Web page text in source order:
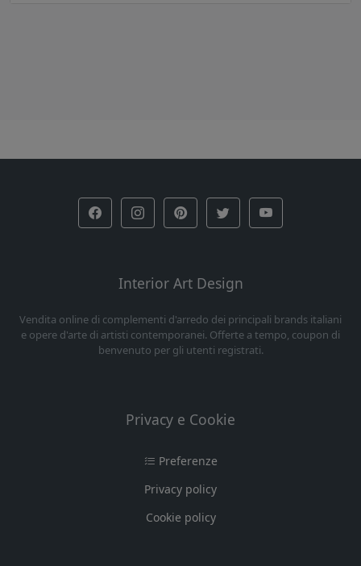
Interior Art Design
Vendita online di complementi d'arredo dei principali brands italiani
e opere d'arte di artisti contemporanei. Offerte a tempo, coupon di
benvenuto per gli utenti registrati.
Privacy e Cookie
Preferenze
Privacy policy
Cookie policy